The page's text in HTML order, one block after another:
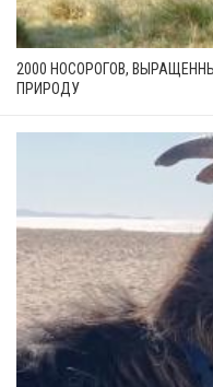
2000 НОСОРОГОВ,
ПРИРОДУ